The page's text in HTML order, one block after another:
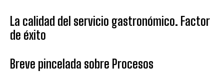
La calidad del servicio gastronómico. Factor
de éxito
Breve pincelada sobre Procesos